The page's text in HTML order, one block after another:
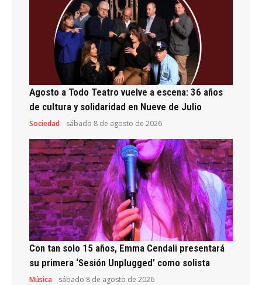
Agosto a Todo Teatro vuelve a escena: 36 años
de cultura y solidaridad en Nueve de Julio
Sociedad sábado 8 de agosto de 2026
Con tan solo 15 años, Emma Cendali presentará
su primera ‘Sesión Unplugged’ como solista
Música sábado 8 de agosto de 2026